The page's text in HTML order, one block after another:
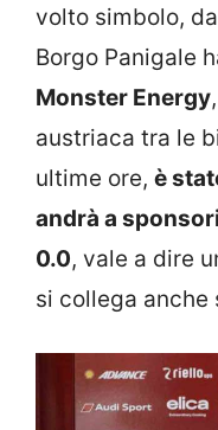
volto simbolo,
Borgo Panigale
Monster Energy
austriaca tra le
ultime ore, è
andrà a
0.0, vale a dire
si collega anche